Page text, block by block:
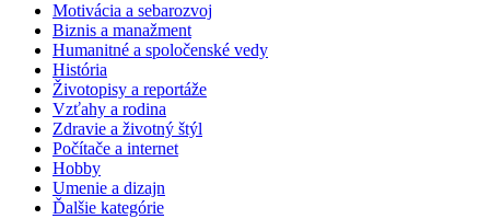
Motivácia a sebarozvoj
Biznis a manažment
Humanitné a spoločenské vedy
História
Životopisy a reportáže
Vzťahy a rodina
Zdravie a životný štýl
Počítače a internet
Hobby
Umenie a dizajn
Ďalšie kategórie